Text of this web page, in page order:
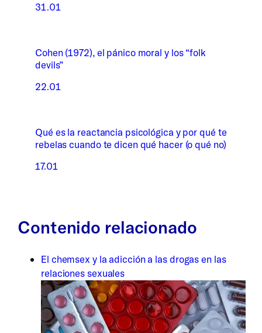
31.01
Cohen (1972), el pánico moral y los “folk
devils”
22.01
Qué es la reactancia psicológica y por qué te
rebelas cuando te dicen qué hacer (o qué no)
17.01
Contenido relacionado
El chemsex y la adicción a las drogas en las
relaciones sexuales